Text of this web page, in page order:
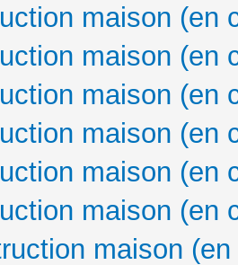
maison (en
maison (en
maison (en
maison (en
maison (en
maison (en
maison